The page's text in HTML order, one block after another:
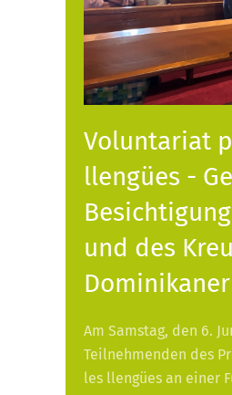
Voluntariat
llengües -
und des
Am Samstag, den 6.
Teilnehmenden des
les llengües an einer